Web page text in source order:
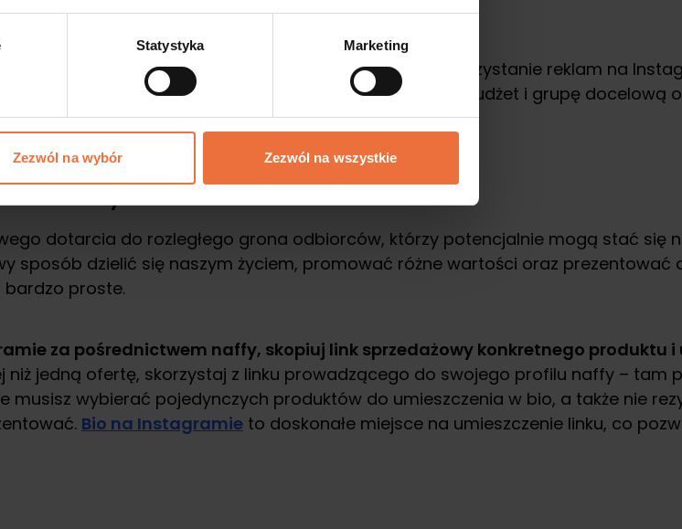
Statystyka Marketing
Zezwól na wybór Zezwól na wszystkie
nie przynoszą oczekiwanych rezultatów, rozważ wykorzystanie reklam na
skupioną na wykorzystanie reklam, określ swój budżet i grupę docelową
zwiększenie sprzedaży na Instagramie.
dotarcia do rozległego grona odbiorców, którzy potencjalnie mogą stać się
sposób dzielić się naszym życiem, promować różne wartości oraz
proste.
za pośrednictwem naffy, skopiuj link sprzedażowy konkretnego produktu i
niż jedną ofertę, skorzystaj z linku prowadzącego do swojego profilu naffy – tam
musisz wybierać pojedynczych produktów do umieszczenia w bio, a także nie
Bio na Instagramie to doskonałe miejsce na umieszczenie linku, co